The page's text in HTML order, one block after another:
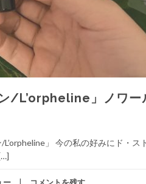
/L’orpheline」ノワー
」 今の私の好みにド・ス